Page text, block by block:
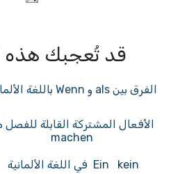
قد تُعجبك هذه
الفرق بين als و Wenn باللغة الألمانية
الأفعال المشتركة القابلة للفصل
machen
Ein kein في اللغة الألمانية